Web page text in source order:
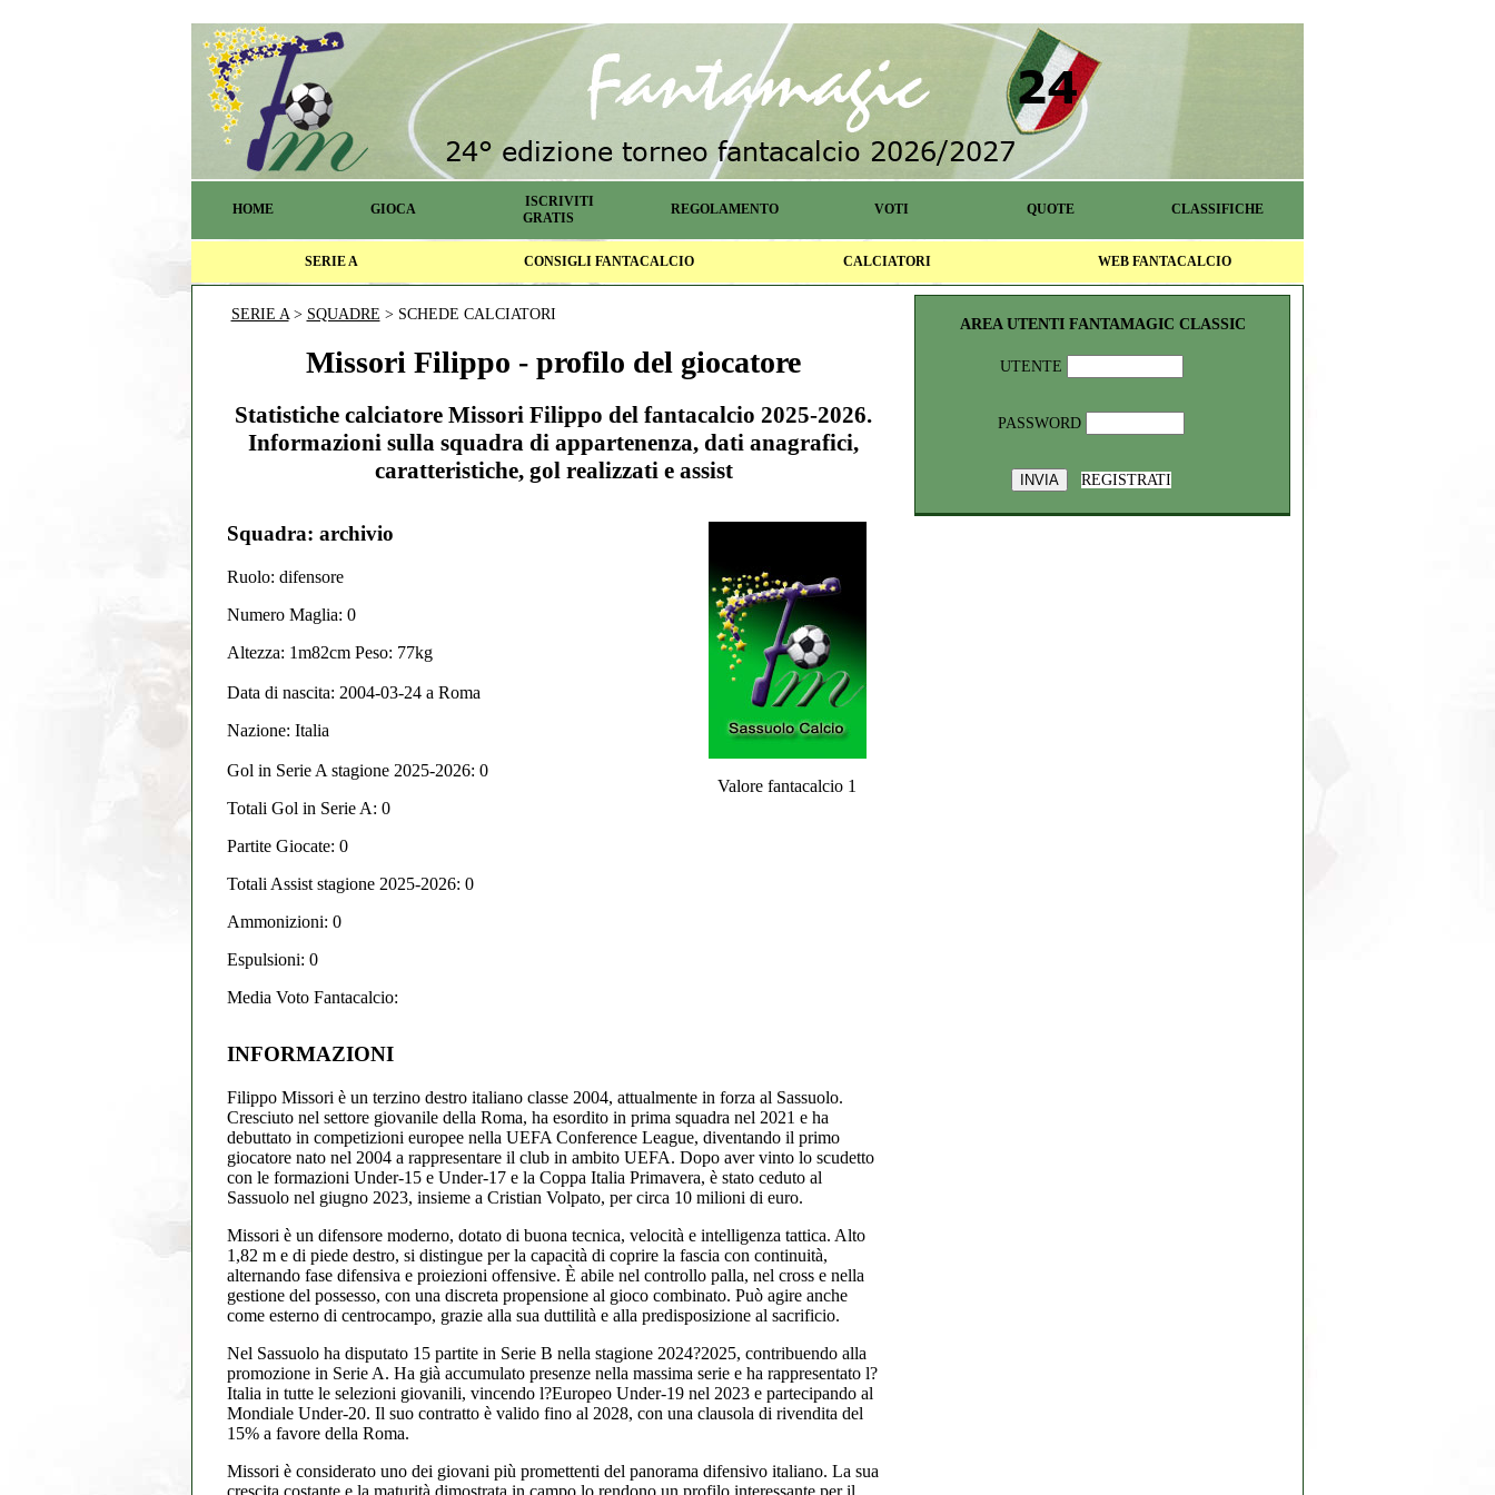
HOME GIOCA
ISCRIVITI
GRATIS
REGOLAMENTO VOTI QUOTE CLASSIFICHE
SERIE A CONSIGLI FANTACALCIO CALCIATORI WEB FANTACALCIO
SERIE A> SQUADRE > SCHEDE CALCIATORI
Missori Filippo - profilo del giocatore
Statistiche calciatore Missori Filippo del fantacalcio 2025-2026.
Informazioni sulla squadra di appartenenza, dati anagrafici,
caratteristiche, gol realizzati e assist
Squadra: archivio
Ruolo: difensore
Numero Maglia: 0
Altezza: 1m82cm Peso: 77kg
Data di nascita: 2004-03-24 a Roma
Nazione: Italia
Gol in Serie A stagione 2025-2026: 0
Totali Gol in Serie A: 0
Partite Giocate: 0
Totali Assist stagione 2025-2026: 0
Ammonizioni: 0
Espulsioni: 0
Media Voto Fantacalcio:
Valore fantacalcio 1
INFORMAZIONI
Filippo Missori è un terzino destro italiano classe 2004, attualmente in forza al Sassuolo.
Cresciuto nel settore giovanile della Roma, ha esordito in prima squadra nel 2021 e ha
debuttato in competizioni europee nella UEFA Conference League, diventando il primo
giocatore nato nel 2004 a rappresentare il club in ambito UEFA. Dopo aver vinto lo scudetto
con le formazioni Under-15 e Under-17 e la Coppa Italia Primavera, è stato ceduto al
Sassuolo nel giugno 2023, insieme a Cristian Volpato, per circa 10 milioni di euro.
Missori è un difensore moderno, dotato di buona tecnica, velocità e intelligenza tattica. Alto
1,82 m e di piede destro, si distingue per la capacità di coprire la fascia con continuità,
alternando fase difensiva e proiezioni offensive. È abile nel controllo palla, nel cross e nella
gestione del possesso, con una discreta propensione al gioco combinato. Può agire anche
come esterno di centrocampo, grazie alla sua duttilità e alla predisposizione al sacrificio.
Nel Sassuolo ha disputato 15 partite in Serie B nella stagione 2024?2025, contribuendo alla
promozione in Serie A. Ha già accumulato presenze nella massima serie e ha rappresentato l?
Italia in tutte le selezioni giovanili, vincendo l?Europeo Under-19 nel 2023 e partecipando al
Mondiale Under-20. Il suo contratto è valido fino al 2028, con una clausola di rivendita del
15% a favore della Roma.
Missori è considerato uno dei giovani più promettenti del panorama difensivo italiano. La sua
crescita costante e la maturità dimostrata in campo lo rendono un profilo interessante per il
AREA UTENTI FANTAMAGIC CLASSIC
UTENTE
PASSWORD
REGISTRATI